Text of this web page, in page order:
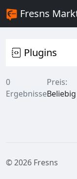
Fresns
Plugins
0
Ergebnisse
Preis:
Beliebig
© 2026 Fresns